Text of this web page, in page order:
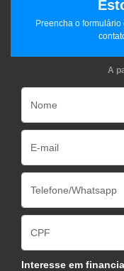
Preencha o
A
Interesse em